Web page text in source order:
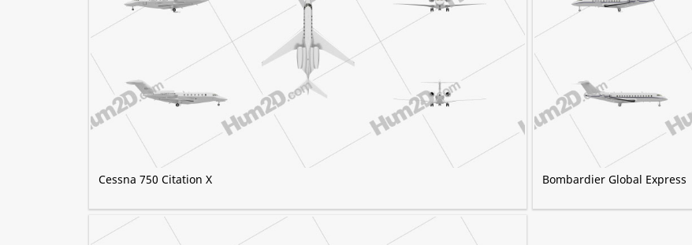
Cessna 750 Citation X Bombardier Global Express